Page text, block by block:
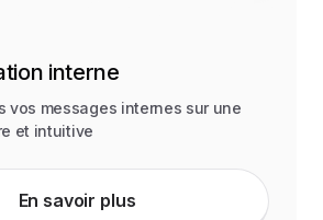
interne
vos messages internes sur une
et intuitive
En savoir plus